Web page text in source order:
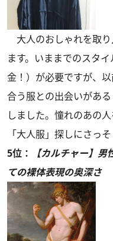
大人のおしゃれを取
ます。いままでのスタ
金！）が必要ですが、
合う服との出会いがあ
しました。憧れのあの
「大人服」探しにさっ
5位：
【カルチャー】
ての裸体表現の奥深さ